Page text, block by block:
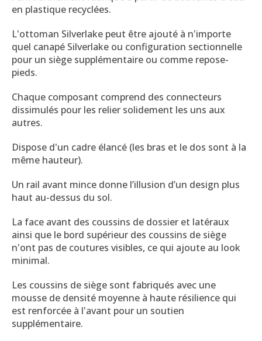
en plastique recyclées.
L'ottoman Silverlake peut être ajouté à n'importe
quel canapé Silverlake ou configuration sectionnelle
pour un siège supplémentaire ou comme repose-
pieds.
Chaque composant comprend des connecteurs
dissimulés pour les relier solidement les uns aux
autres.
Dispose d'un cadre élancé (les bras et le dos sont à la
même hauteur).
Un rail avant mince donne l’illusion d’un design plus
haut au-dessus du sol.
La face avant des coussins de dossier et latéraux
ainsi que le bord supérieur des coussins de siège
n'ont pas de coutures visibles, ce qui ajoute au look
minimal.
Les coussins de siège sont fabriqués avec une
mousse de densité moyenne à haute résilience qui
est renforcée à l'avant pour un soutien
supplémentaire.